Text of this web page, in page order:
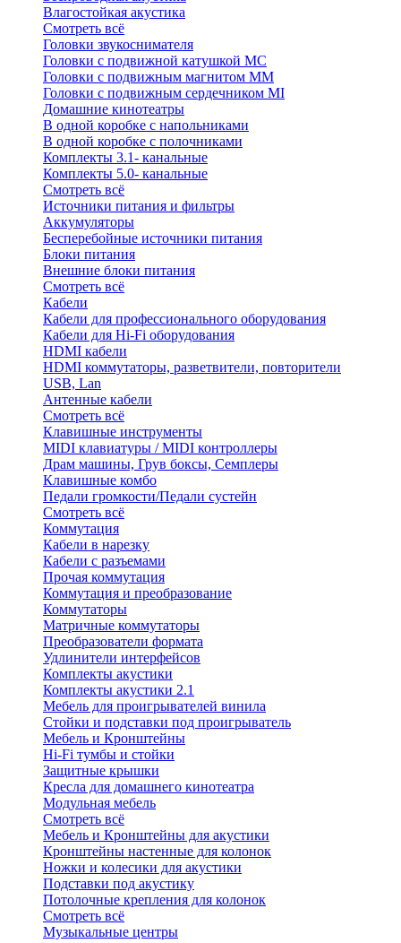
Влагостойкая акустика
Смотреть всё
Головки звукоснимателя
Головки с подвижной катушкой MC
Головки с подвижным магнитом ММ
Головки с подвижным сердечником MI
Домашние кинотеатры
В одной коробке с напольниками
В одной коробке с полочниками
Комплекты 3.1- канальные
Комплекты 5.0- канальные
Смотреть всё
Источники питания и фильтры
Аккумуляторы
Бесперебойные источники питания
Блоки питания
Внешние блоки питания
Смотреть всё
Кабели
Кабели для профессионального оборудования
Кабели для Hi-Fi оборудования
HDMI кабели
HDMI коммутаторы, разветвители, повторители
USB, Lan
Антенные кабели
Смотреть всё
Клавишные инструменты
MIDI клавиатуры / MIDI контроллеры
Драм машины, Грув боксы, Семплеры
Клавишные комбо
Педали громкости/Педали сустейн
Смотреть всё
Коммутация
Кабели в нарезку
Кабели с разъемами
Прочая коммутация
Коммутация и преобразование
Коммутаторы
Матричные коммутаторы
Преобразователи формата
Удлинители интерфейсов
Комплекты акустики
Комплекты акустики 2.1
Мебель для проигрывателей винила
Стойки и подставки под проигрыватель
Мебель и Кронштейны
Hi-Fi тумбы и стойки
Защитные крышки
Кресла для домашнего кинотеатра
Модульная мебель
Смотреть всё
Мебель и Кронштейны для акустики
Кронштейны настенные для колонок
Ножки и колесики для акустики
Подставки под акустику
Потолочные крепления для колонок
Смотреть всё
Музыкальные центры